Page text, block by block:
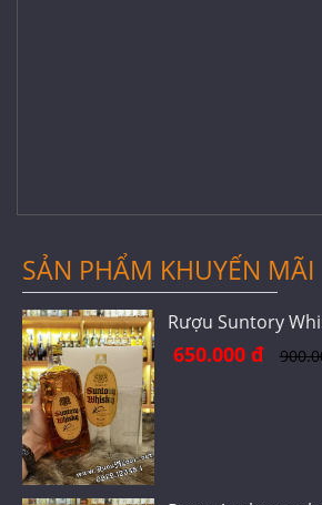
SẢN PHẨM KHUYẾN MÃI
Rượu Suntory
650.000 đ